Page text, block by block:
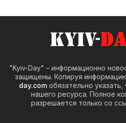
"Kyiv-Day" – информационно
защищены. Копируя
day.com обязательно
нашего ресурса. Полное
разрешается только со